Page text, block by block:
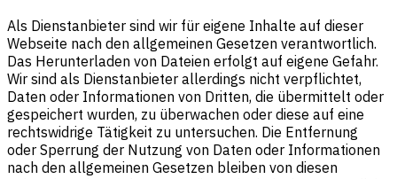
Als Dienstanbieter sind wir für eigene Inhalte auf dieser
Webseite nach den allgemeinen Gesetzen verantwortlich.
Das Herunterladen von Dateien erfolgt auf eigene Gefahr.
Wir sind als Dienstanbieter allerdings nicht verpflichtet,
Daten oder Informationen von Dritten, die übermittelt oder
gespeichert wurden, zu überwachen oder diese auf eine
rechtswidrige Tätigkeit zu untersuchen. Die Entfernung
oder Sperrung der Nutzung von Daten oder Informationen
nach den allgemeinen Gesetzen bleiben von diesen